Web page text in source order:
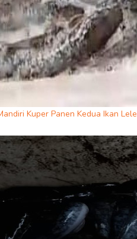
Kuper Panen Kedua Ikan Lele